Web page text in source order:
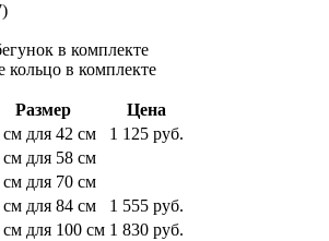
в комплекте
в комплекте
Размер
Цена
см для 42 см
1 125 руб.
см для 58 см
см для 70 см
см для 84 см
1 555 руб.
см для 100 см 1 830 руб.